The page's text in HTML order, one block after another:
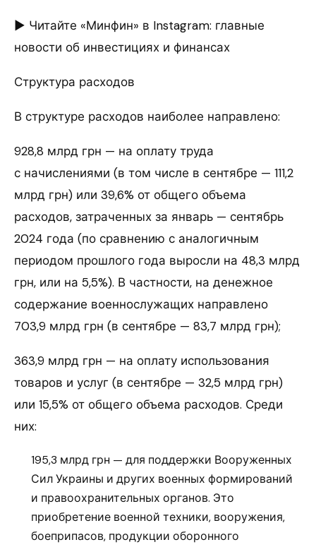
► Читайте «Минфин» в Instagram: главные
новости об инвестициях и финансах
Структура расходов
В структуре расходов наиболее направлено:
928,8 млрд грн — на оплату труда
с начислениями (в том числе в сентябре — 111,2
млрд грн) или 39,6% от общего объема
расходов, затраченных за январь — сентябрь
2024 года (по сравнению с аналогичным
периодом прошлого года выросли на 48,3 млрд
грн, или на 5,5%). В частности, на денежное
содержание военнослужащих направлено
703,9 млрд грн (в сентябре — 83,7 млрд грн);
363,9 млрд грн — на оплату использования
товаров и услуг (в сентябре — 32,5 млрд грн)
или 15,5% от общего объема расходов. Среди
них:
195,3 млрд грн — для поддержки Вооруженных
Сил Украины и других военных формирований
и правоохранительных органов. Это
приобретение военной техники, вооружения,
боеприпасов, продукции оборонного